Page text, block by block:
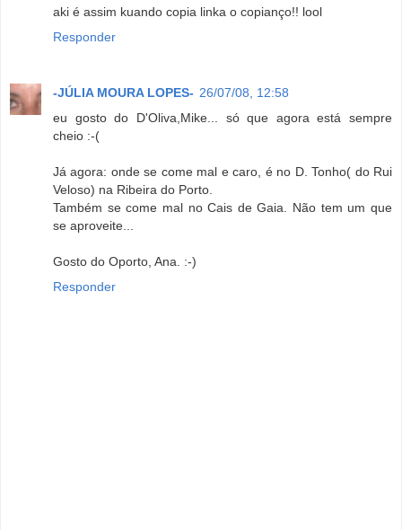
aki é assim kuando copia linka o copianço!! lool
Responder
-JÚLIA MOURA LOPES- 26/07/08, 12:58
eu gosto do D'Oliva,Mike... só que agora está sempre
cheio :-(
Já agora: onde se come mal e caro, é no D. Tonho( do Rui
Veloso) na Ribeira do Porto.
Também se come mal no Cais de Gaia. Não tem um que
se aproveite...
Gosto do Oporto, Ana. :-)
Responder